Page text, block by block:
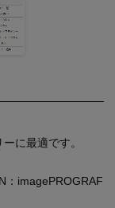
に最適です。
：imagePROGRAF